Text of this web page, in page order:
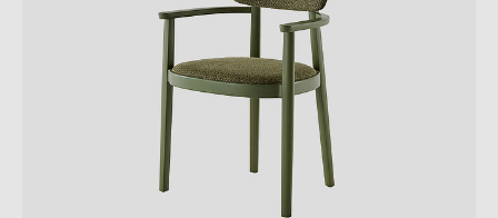
VERANSTALTUNG
GASTRO & HOTEL
ALLE PRODUKTE